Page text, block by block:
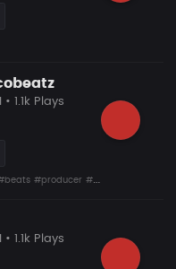
• 1.1k Plays
#producer #live
• 1.1k Plays